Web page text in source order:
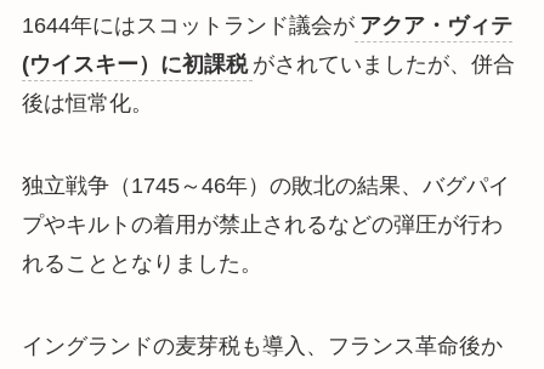
1644年にはスコットランド議会が アクア・ヴィテ
(ウイスキー）に初課税 がされていましたが、併合
後は恒常化。
独立戦争（1745～46年）の敗北の結果、バグパイ
プやキルトの着用が禁止されるなどの弾圧が行わ
れることとなりました。
イングランドの麦芽税も導入、フランス革命後か